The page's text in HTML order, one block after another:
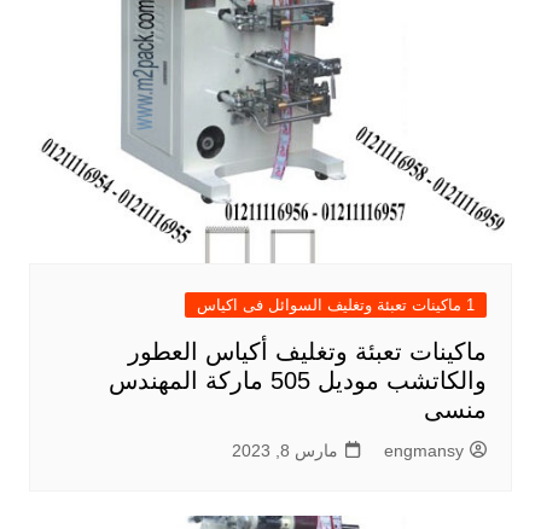
1 ماكينات تعبئة وتغليف السوائل فى اكياس
ماكينات تعبئة وتغليف أكياس العطور
والكاتشب موديل 505 ماركة المهندس
منسى
engmansy مارس 8, 2023